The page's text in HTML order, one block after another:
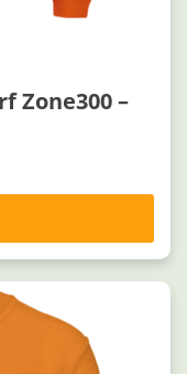
Zone300 –